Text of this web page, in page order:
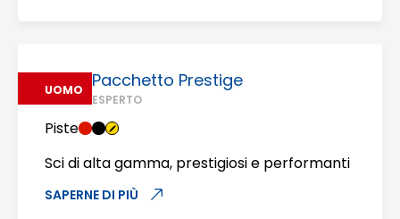
UOMO Pacchetto Prestige
ESPERTO
Piste
Sci di alta gamma, prestigiosi e performanti
SAPERNE DI PIÙ